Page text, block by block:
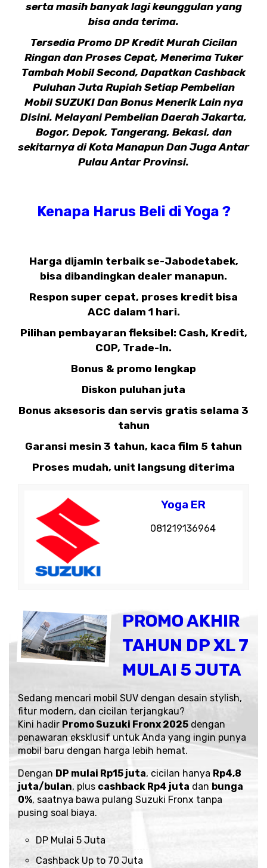
serta masih banyak lagi keunggulan yang
bisa anda terima.
Tersedia Promo DP Kredit Murah Cicilan
Ringan dan Proses Cepat, Menerima Tuker
Tambah Mobil Second, Dapatkan Cashback
Puluhan Juta Rupiah Setiap Pembelian
Mobil SUZUKI Dan Bonus Menerik Lain nya
Disini. Melayani Pembelian Daerah Jakarta,
Bogor, Depok, Tangerang, Bekasi, dan
sekitarnya di Kota Manapun Dan Juga Antar
Pulau Antar Provinsi.
Kenapa Harus Beli di Yoga ?
Harga dijamin terbaik se-Jabodetabek,
bisa dibandingkan dealer manapun.
Respon super cepat, proses kredit bisa
ACC dalam 1 hari.
Pilihan pembayaran fleksibel: Cash, Kredit,
COP, Trade-In.
Bonus & promo lengkap
Diskon puluhan juta
Bonus aksesoris dan servis gratis selama 3
tahun
Garansi mesin 3 tahun, kaca film 5 tahun
Proses mudah, unit langsung diterima
Yoga ER
081219136964
PROMO AKHIR
TAHUN DP XL 7
MULAI 5 JUTA
Sedang mencari mobil SUV dengan desain stylish,
fitur modern, dan cicilan terjangkau?
Kini hadir Promo Suzuki Fronx 2025 dengan
penawaran eksklusif untuk Anda yang ingin punya
mobil baru dengan harga lebih hemat.
Dengan DP mulai Rp15 juta, cicilan hanya Rp4,8
juta/bulan, plus cashback Rp4 juta dan bunga
0%, saatnya bawa pulang Suzuki Fronx tanpa
pusing soal biaya.
DP Mulai 5 Juta
Cashback Up to 70 Juta